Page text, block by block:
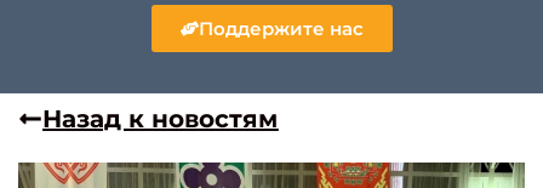
Поддержите нас
Назад к новостям